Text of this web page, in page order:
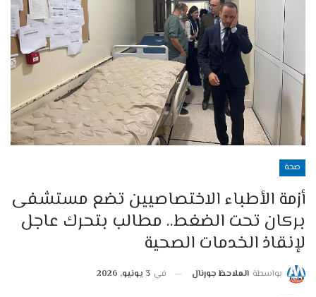
صحة
أزمة الأطباء الاختصاصيين تضع مستشفى
بركان تحت الضغط.. مطالب بتحرك عاجل
لإنقاذ الخدمات الصحية
بواسطة الملاحظ جورنال في 3 يونيو, 2026